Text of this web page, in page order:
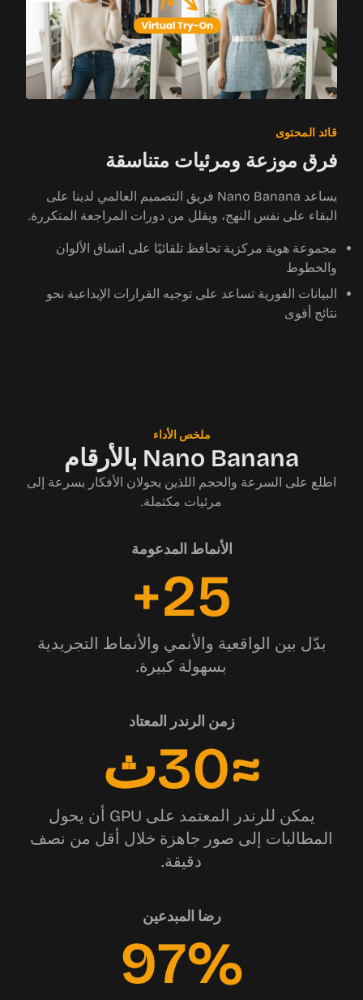
قائد المحتوى
فرق موزعة ومرئيات متناسقة
يساعد Nano Banana فريق التصميم العالمي لدينا على
البقاء على نفس النهج، ويقلل من دورات المراجعة المتكررة.
مجموعة هوية مركزية تحافظ تلقائيًا على اتساق الألوان
والخطوط
البيانات الفورية تساعد على توجيه القرارات الإبداعية نحو
نتائج أقوى
ملخص الأداء
Nano Banana بالأرقام
اطلع على السرعة والحجم اللذين يحولان الأفكار بسرعة إلى
مرئيات مكتملة.
الأنماط المدعومة
25+
بدّل بين الواقعية والأنمي والأنماط التجريدية
بسهولة كبيرة.
زمن الرندر المعتاد
≈30ث
يمكن للرندر المعتمد على GPU أن يحول
المطالبات إلى صور جاهزة خلال أقل من نصف
دقيقة.
رضا المبدعين
97%